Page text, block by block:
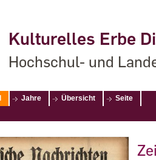
Kulturelles Erbe
Hochschul- und
Jahre Übersicht Seite